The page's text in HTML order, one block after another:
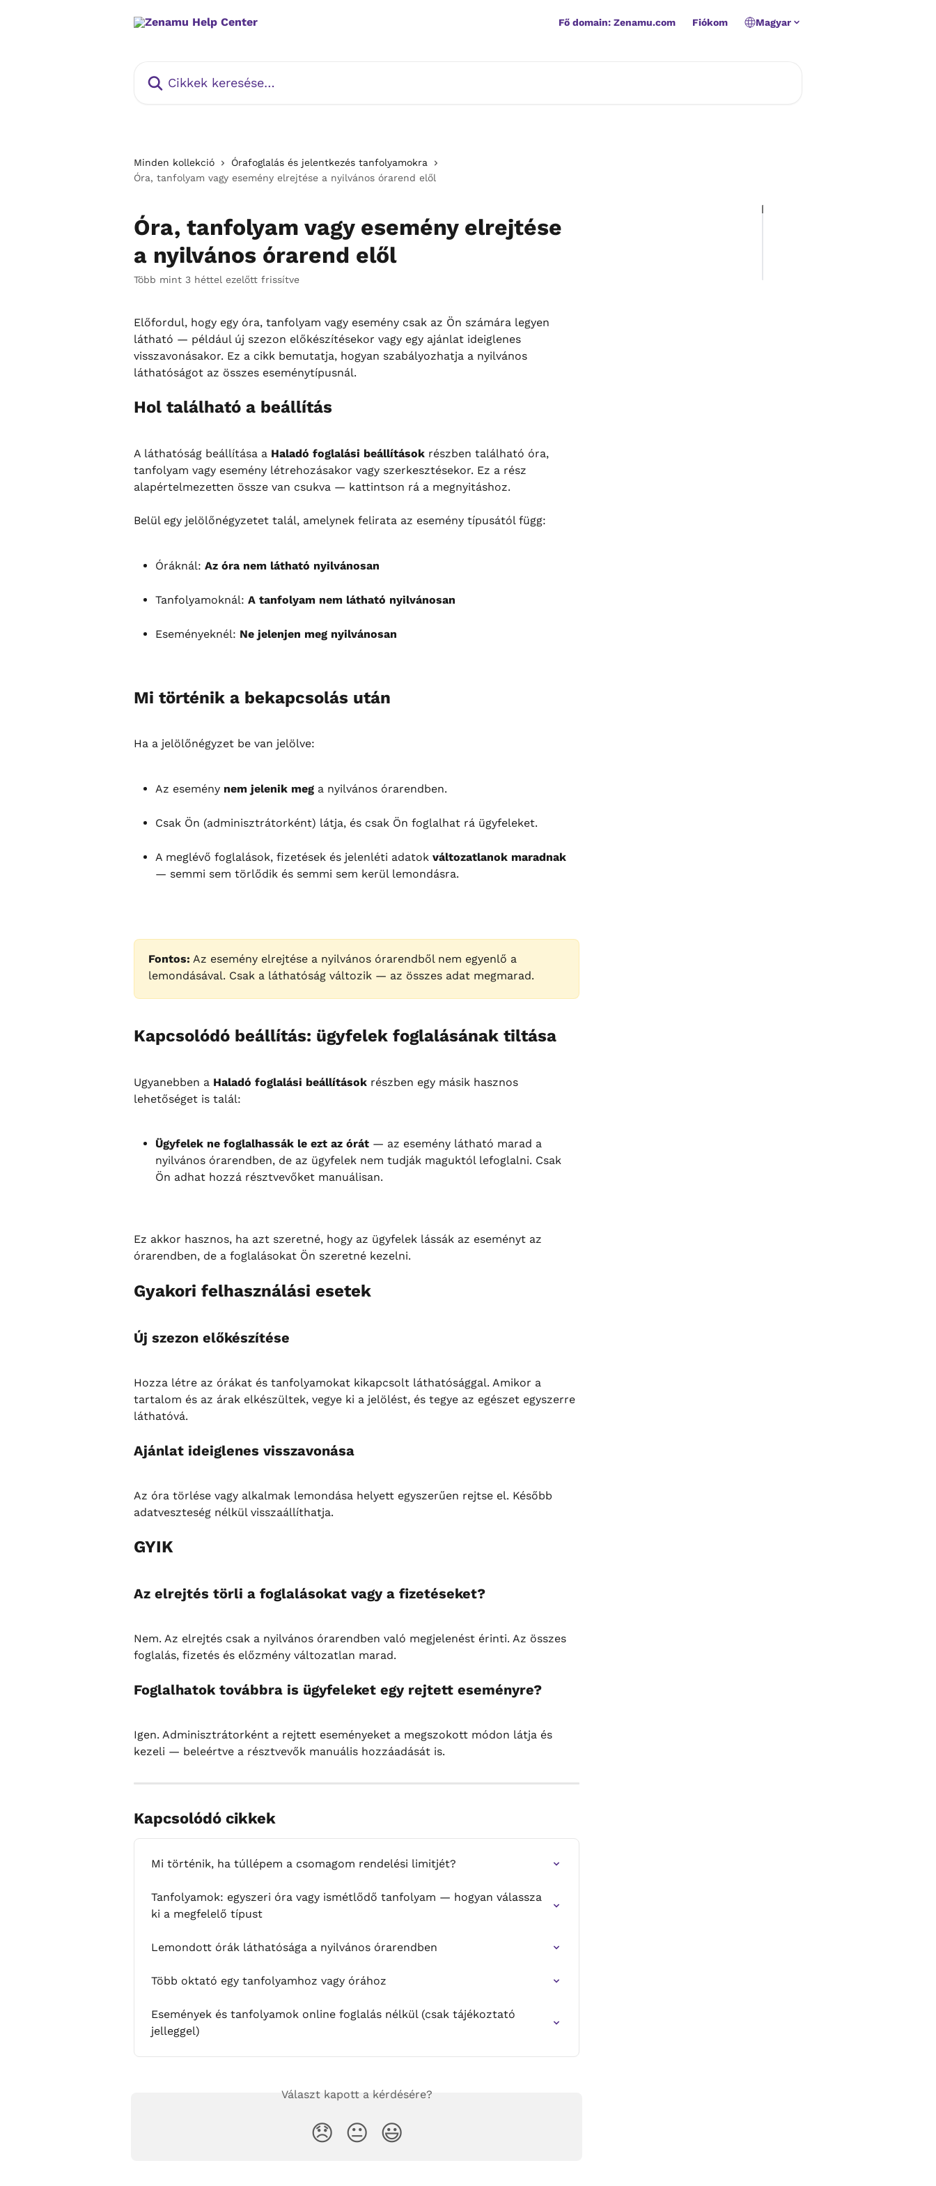
Fő domain: Zenamu.com Fiókom Magyar
Minden kollekció
Órafoglalás és jelentkezés tanfolyamokra
Óra, tanfolyam vagy esemény elrejtése a nyilvános órarend elől
Óra, tanfolyam vagy esemény elrejtése
a nyilvános órarend elől
Több mint 3 héttel ezelőtt frissítve
Előfordul, hogy egy óra, tanfolyam vagy esemény csak az Ön számára legyen
látható — például új szezon előkészítésekor vagy egy ajánlat ideiglenes
visszavonásakor. Ez a cikk bemutatja, hogyan szabályozhatja a nyilvános
láthatóságot az összes eseménytípusnál.
Hol található a beállítás
A láthatóság beállítása a Haladó foglalási beállítások részben található óra,
tanfolyam vagy esemény létrehozásakor vagy szerkesztésekor. Ez a rész
alapértelmezetten össze van csukva — kattintson rá a megnyitáshoz.
Belül egy jelölőnégyzetet talál, amelynek felirata az esemény típusától függ:
Óráknál: Az óra nem látható nyilvánosan
Tanfolyamoknál: A tanfolyam nem látható nyilvánosan
Eseményeknél: Ne jelenjen meg nyilvánosan
Mi történik a bekapcsolás után
Ha a jelölőnégyzet be van jelölve:
Az esemény nem jelenik meg a nyilvános órarendben.
Csak Ön (adminisztrátorként) látja, és csak Ön foglalhat rá ügyfeleket.
A meglévő foglalások, fizetések és jelenléti adatok változatlanok maradnak
— semmi sem törlődik és semmi sem kerül lemondásra.
Fontos: Az esemény elrejtése a nyilvános órarendből nem egyenlő a
lemondásával. Csak a láthatóság változik — az összes adat megmarad.
Kapcsolódó beállítás: ügyfelek foglalásának tiltása
Ugyanebben a Haladó foglalási beállítások részben egy másik hasznos
lehetőséget is talál:
Ügyfelek ne foglalhassák le ezt az órát — az esemény látható marad a
nyilvános órarendben, de az ügyfelek nem tudják maguktól lefoglalni. Csak
Ön adhat hozzá résztvevőket manuálisan.
Ez akkor hasznos, ha azt szeretné, hogy az ügyfelek lássák az eseményt az
órarendben, de a foglalásokat Ön szeretné kezelni.
Gyakori felhasználási esetek
Új szezon előkészítése
Hozza létre az órákat és tanfolyamokat kikapcsolt láthatósággal. Amikor a
tartalom és az árak elkészültek, vegye ki a jelölést, és tegye az egészet egyszerre
láthatóvá.
Ajánlat ideiglenes visszavonása
Az óra törlése vagy alkalmak lemondása helyett egyszerűen rejtse el. Később
adatveszteség nélkül visszaállíthatja.
GYIK
Az elrejtés törli a foglalásokat vagy a fizetéseket?
Nem. Az elrejtés csak a nyilvános órarendben való megjelenést érinti. Az összes
foglalás, fizetés és előzmény változatlan marad.
Foglalhatok továbbra is ügyfeleket egy rejtett eseményre?
Igen. Adminisztrátorként a rejtett eseményeket a megszokott módon látja és
kezeli — beleértve a résztvevők manuális hozzáadását is.
Kapcsolódó cikkek
Mi történik, ha túllépem a csomagom rendelési limitjét?
Tanfolyamok: egyszeri óra vagy ismétlődő tanfolyam — hogyan válassza
ki a megfelelő típust
Lemondott órák láthatósága a nyilvános órarendben
Több oktató egy tanfolyamhoz vagy órához
Események és tanfolyamok online foglalás nélkül (csak tájékoztató
jelleggel)
Választ kapott a kérdésére?
😞 😐 😃